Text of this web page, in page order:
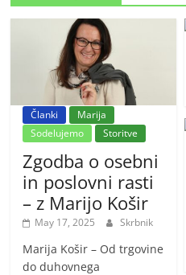
Članki
Marija
Sodelujemo
Storitve
Zgodba o osebni
in poslovni rasti
– z Marijo Košir
May 17, 2025 Skrbnik
Marija Košir – Od trgovine
do duhovnega